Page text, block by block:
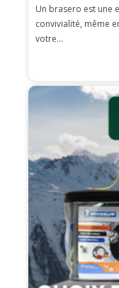
Un brasero est une
convivialité, même
votre...